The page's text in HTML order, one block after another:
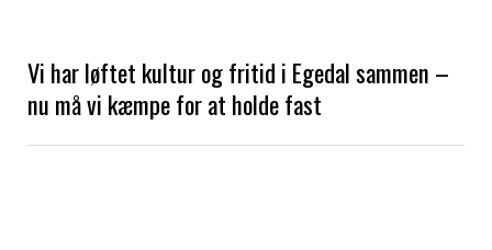
Vi har løftet kultur og fritid i Egedal sammen –
nu må vi kæmpe for at holde fast